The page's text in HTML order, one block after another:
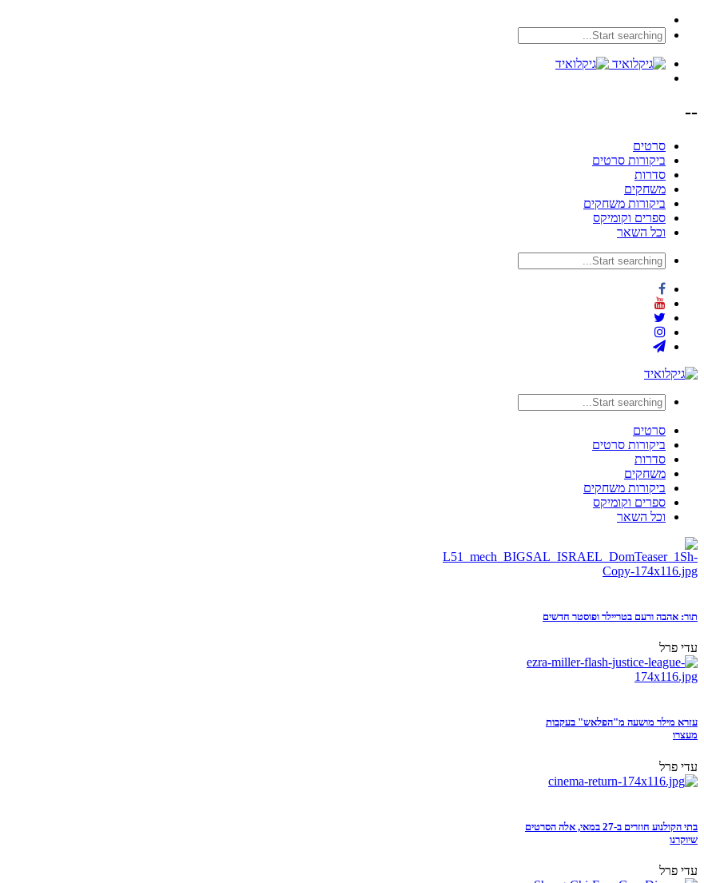
--
סרטים
ביקורות סרטים
סדרות
משחקים
ביקורות משחקים
ספרים וקומיקס
וכל השאר
סרטים
ביקורות סרטים
סדרות
משחקים
ביקורות משחקים
ספרים וקומיקס
וכל השאר
תור: אהבה ורעם בטריילר ופוסטר חדשים
עדי פרל
עזרא מילר מושעה מ"הפלאש" בעקבות
מעצרו
עדי פרל
בתי הקולנוע חוזרים ב-27 במאי, אלה הסרטים
שיוקרנו
עדי פרל